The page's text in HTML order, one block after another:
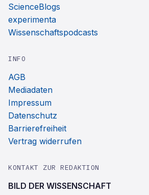
ScienceBlogs
experimenta
Wissenschaftspodcasts
INFO
AGB
Mediadaten
Impressum
Datenschutz
Barrierefreiheit
Vertrag widerrufen
KONTAKT ZUR REDAKTION
BILD DER WISSENSCHAFT